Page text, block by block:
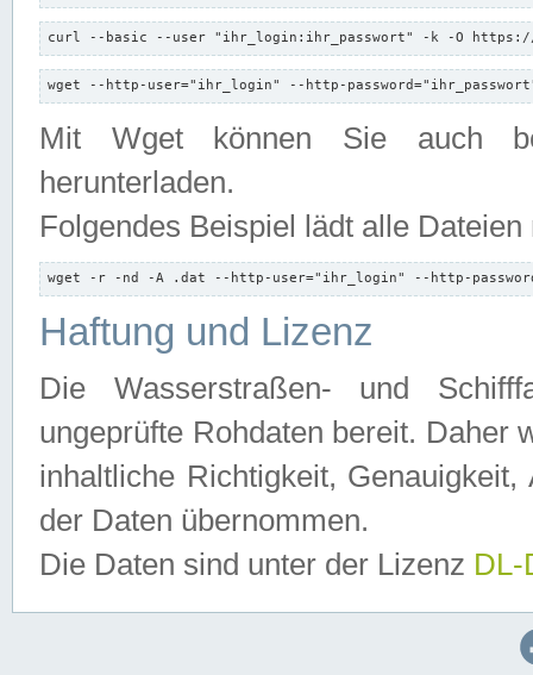
curl --basic --user "ihr_login:ihr_passwort" -k -O https://
wget --http-user="ihr_login" --http-
Mit Wget können Sie auch
herunterladen.
Folgendes Beispiel lädt alle
wget -r -nd -A .dat --http-user="ihr_login" --http-
Haftung und Lizenz
Die Wasserstraßen- und
ungeprüfte Rohdaten bereit. Daher
inhaltliche Richtigkeit,
der Daten übernommen.
Die Daten sind unter der Lizenz